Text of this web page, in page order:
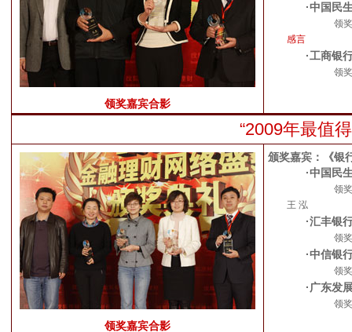
领奖嘉宾合影
·中国民
领
感言
·工商银
领
“2009年最值
领奖嘉宾合影
颁奖嘉宾：《银
·中国民
领
王 泓
·汇丰银
领
·中信银
领
·广东发
领